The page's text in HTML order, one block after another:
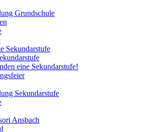
Grundschule
Sekundarstufe
eine Sekundarstufe!
Sekundarstufe
Ansbach